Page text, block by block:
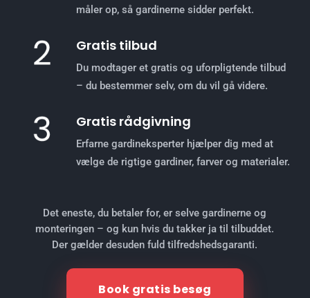
måler op, så gardinerne sidder perfekt.
Gratis tilbud
Du modtager et gratis og uforpligtende tilbud
– du bestemmer selv, om du vil gå videre.
Gratis rådgivning
Erfarne gardineksperter hjælper dig med at
vælge de rigtige gardiner, farver og materialer.
Det eneste, du betaler for, er selve gardinerne og
monteringen – og kun hvis du takker ja til tilbuddet.
Der gælder desuden fuld tilfredshedsgaranti.
Book gratis besøg